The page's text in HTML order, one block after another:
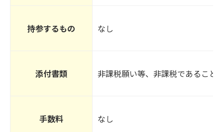
持参するもの なし
添付書類 非課税願い等、非課税であること
手数料 なし